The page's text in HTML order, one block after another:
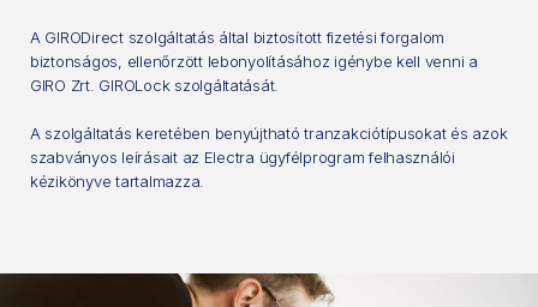
A GIRODirect szolgáltatás által biztosított fizetési forgalom
biztonságos, ellenőrzött lebonyolításához igénybe kell venni a
GIRO Zrt. GIROLock szolgáltatását.
A szolgáltatás keretében benyújtható tranzakciótípusokat és azok
szabványos leírásait az Electra ügyfélprogram felhasználói
kézikönyve tartalmazza.